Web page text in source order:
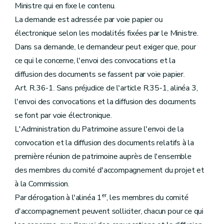
Ministre qui en fixe le contenu.
La demande est adressée par voie papier ou
électronique selon les modalités fixées par le Ministre.
Dans sa demande, le demandeur peut exiger que, pour
ce qui le concerne, l'envoi des convocations et la
diffusion des documents se fassent par voie papier.
Art. R.36-1. Sans préjudice de l'article R.35-1, alinéa 3,
l'envoi des convocations et la diffusion des documents
se font par voie électronique.
L'Administration du Patrimoine assure l'envoi de la
convocation et la diffusion des documents relatifs à la
première réunion de patrimoine auprès de l'ensemble
des membres du comité d'accompagnement du projet et
à la Commission.
Par dérogation à l'alinéa 1er, les membres du comité
d'accompagnement peuvent solliciter, chacun pour ce qui